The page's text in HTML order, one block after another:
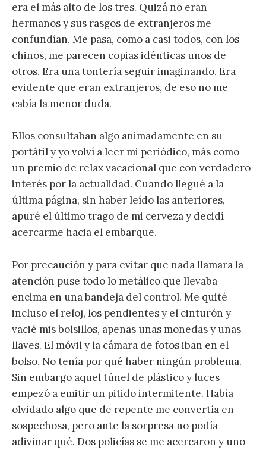
era el más alto de los tres. Quizá no eran
hermanos y sus rasgos de extranjeros me
confundían. Me pasa, como a casi todos, con los
chinos, me parecen copias idénticas unos de
otros. Era una tontería seguir imaginando. Era
evidente que eran extranjeros, de eso no me
cabía la menor duda.
Ellos consultaban algo animadamente en su
portátil y yo volví a leer mi periódico, más como
un premio de relax vacacional que con verdadero
interés por la actualidad. Cuando llegué a la
última página, sin haber leído las anteriores,
apuré el último trago de mi cerveza y decidí
acercarme hacia el embarque.
Por precaución y para evitar que nada llamara la
atención puse todo lo metálico que llevaba
encima en una bandeja del control. Me quité
incluso el reloj, los pendientes y el cinturón y
vacié mis bolsillos, apenas unas monedas y unas
llaves. El móvil y la cámara de fotos iban en el
bolso. No tenía por qué haber ningún problema.
Sin embargo aquel túnel de plástico y luces
empezó a emitir un pitido intermitente. Había
olvidado algo que de repente me convertía en
sospechosa, pero ante la sorpresa no podía
adivinar qué. Dos policías se me acercaron y uno